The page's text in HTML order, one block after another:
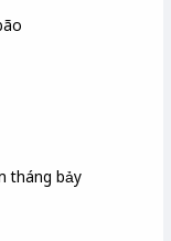
tháng bảy